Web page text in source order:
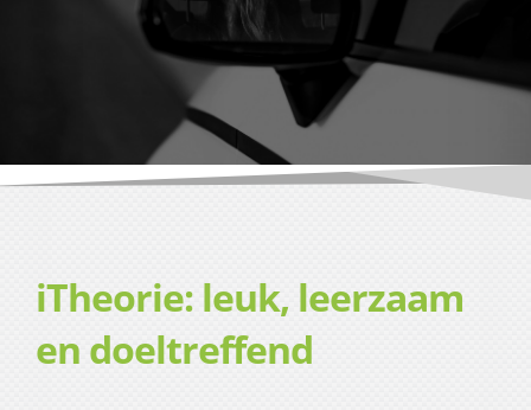
iTheorie: leuk, leerzaam
en doeltreffend